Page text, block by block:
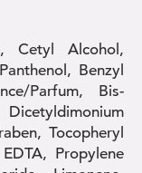
Cetyl Alcohol,
Benzyl
Parfum, Bis-
Tocopheryl
Propylene